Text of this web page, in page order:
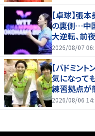
【卓球】張
の裏側…中
大逆転、前
2026/08/07
【バドミン
気になって
練習拠点が
たり前じゃ
2026/08/06